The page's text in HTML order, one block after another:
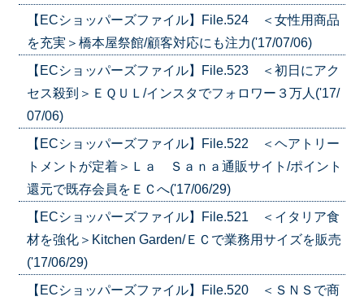
【ECショッパーズファイル】File.524 ＜女性用商品
を充実＞橋本屋祭館/顧客対応にも注力('17/07/06)
【ECショッパーズファイル】File.523 ＜初日にアク
セス殺到＞ＥＱＵＬ/インスタでフォロワー３万人('17/
07/06)
【ECショッパーズファイル】File.522 ＜ヘアトリー
トメントが定着＞Ｌａ Ｓａｎａ通販サイト/ポイント
還元で既存会員をＥＣへ('17/06/29)
【ECショッパーズファイル】File.521 ＜イタリア食
材を強化＞Kitchen Garden/ＥＣで業務用サイズを販売
('17/06/29)
【ECショッパーズファイル】File.520 ＜ＳＮＳで商